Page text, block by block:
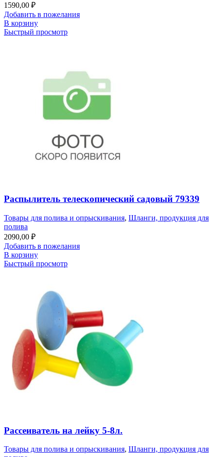
1590,00 ₽
Добавить в пожелания
В корзину
Быстрый просмотр
Распылитель телескопический садовый 79339
Товары для полива и опрыскивания, Шланги, продукция для
полива
2090,00 ₽
Добавить в пожелания
В корзину
Быстрый просмотр
Рассеиватель на лейку 5-8л.
Товары для полива и опрыскивания, Шланги, продукция для